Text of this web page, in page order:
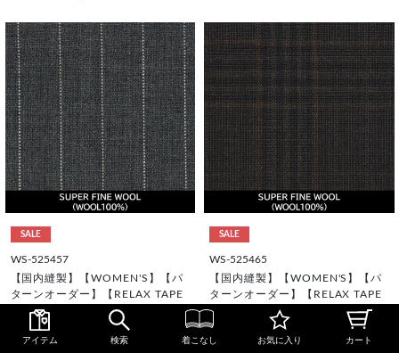
SALE
WS-525457
【国内縫製】【WOMEN'S】【パ
ターンオーダー】【RELAX TAPE
RED】【春夏】スーツ/グレー×ス
トライプ/SUPER FINE WOOL (W
OOL100%)
SALE
WS-525465
【国内縫製】【WOMEN'S】【パ
ターンオーダー】【RELAX TAPE
RED】【春夏】スーツ/ブラウン×
チェック/SUPER FINE WOOL (W
OOL100%)
アイテム 検索 着こなし お気に入り カート